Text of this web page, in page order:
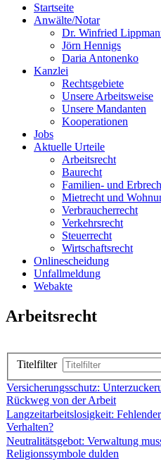
Startseite
Anwälte/Notar
Dr. Winfried
Jörn Hennigs
Daria Antonenko
Kanzlei
Rechtsgebiete
Unsere Arbeitsweise
Unsere Mandanten
Kooperationen
Jobs
Aktuelle Urteile
Arbeitsrecht
Baurecht
Familien- und
Mietrecht und
Verbraucherrecht
Verkehrsrecht
Steuerrecht
Wirtschaftsrecht
Onlinescheidung
Unfallmeldung
Webakte
Arbeitsrecht
Titelfilter
Versicherungsschutz:
Rückweg von der Arbeit
Langzeitarbeitslosigkeit:
Verhalten?
Neutralitätsgebot: Verwaltung
Religionssymbole dulden